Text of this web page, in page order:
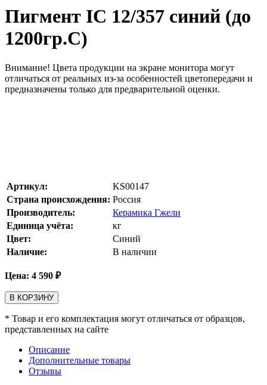
Пигмент IC 12/357 синий (до
1200гр.С)
Внимание! Цвета продукции на экране монитора могут
отличаться от реальных из-за особенностей цветопередачи и
предназначены только для предварительной оценки.
Артикул:
KS00147
Страна происхождения: Россия
Производитель:
Керамика Гжели
Единица учёта:
кг
Цвет:
Синий
Наличие:
В наличии
Цена: 4 590 ₽
В КОРЗИНУ
* Товар и его комплектация могут отличаться от образцов,
представленных на сайте
Описание
Дополнительные товары
Отзывы